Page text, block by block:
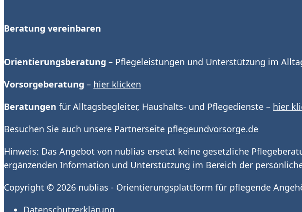
Beratung vereinbaren
Orientierungsberatung – Pflegeleistungen und Unterstützung im
Vorsorgeberatung – hier klicken
Beratungen für Alltagsbegleiter, Haushalts- und Pflegedienste – hier
Besuchen Sie auch unsere Partnerseite pflegeundvorsorge.de
Hinweis: Das Angebot von nublias ersetzt keine gesetzliche
ergänzenden Information und Unterstützung im Bereich der
Copyright © 2026 nublias - Orientierungsplattform für pflegende